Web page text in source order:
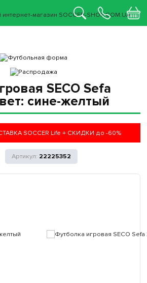
SECO Sefa
сине-желтый
SOCCER Life + СКИДКИ до -60%
22225352